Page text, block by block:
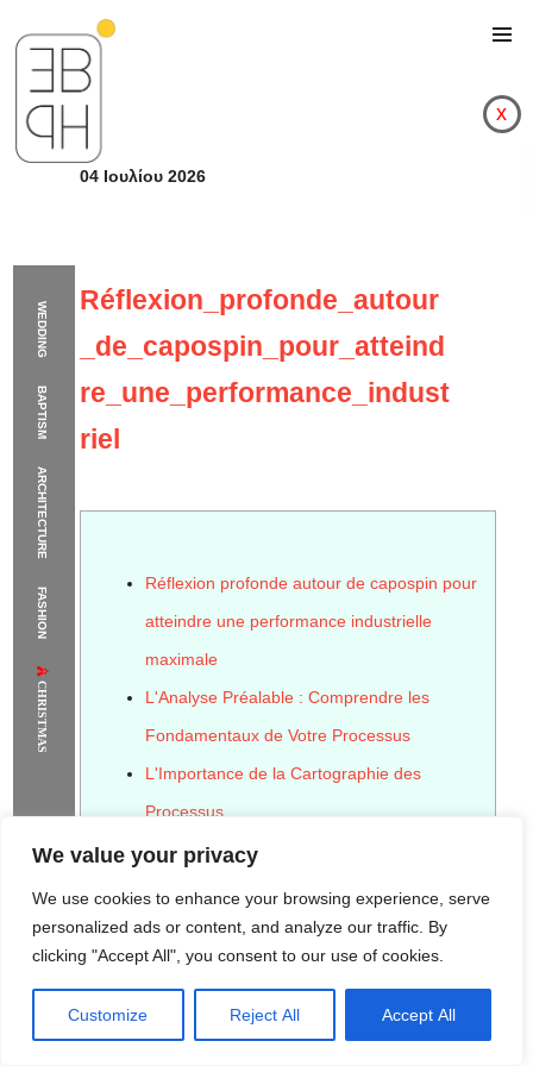
We value your privacy
We use cookies to enhance your browsing experience, serve
personalized ads or content, and analyze our traffic. By
clicking "Accept All", you consent to our use of cookies.
Customize Reject All Accept All
WEDDING
BAPTISM
ARCHITECTURE
FASHION
CHRISTMAS
Rome Project Santorini Project
Sounio Project 1
The Supermodels Always Bring Their
Flawless Festival Style to Rio
x
04 Ιουλίου 2026
Réflexion_profonde_autour
_de_capospin_pour_atteind
re_une_performance_indust
riel
Réflexion profonde autour de capospin pour
atteindre une performance industrielle
maximale
L'Analyse Préalable : Comprendre les
Fondamentaux de Votre Processus
L'Importance de la Cartographie des
Processus
Développer une Culture d'Amélioration
Continue
L'Importance du Leadership et de
l'Engagement de la Direction
Gaspillages